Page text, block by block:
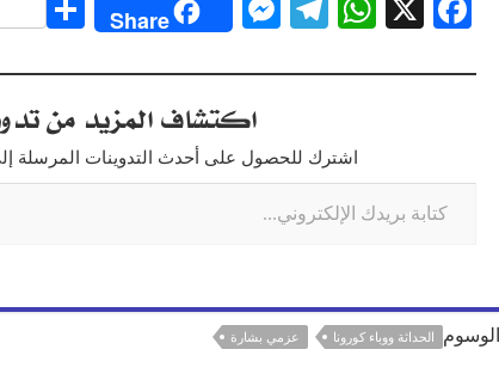
F
c
o
X
W
at
A
p
T
e
gr
a
M
ss
e
n
Share
ar
e اكتشاف المزيد من
اشترك للحصول على أحدث التدوينات المرسلة
الوسوم الحداثة ووباء كورونا عزمي بشارة